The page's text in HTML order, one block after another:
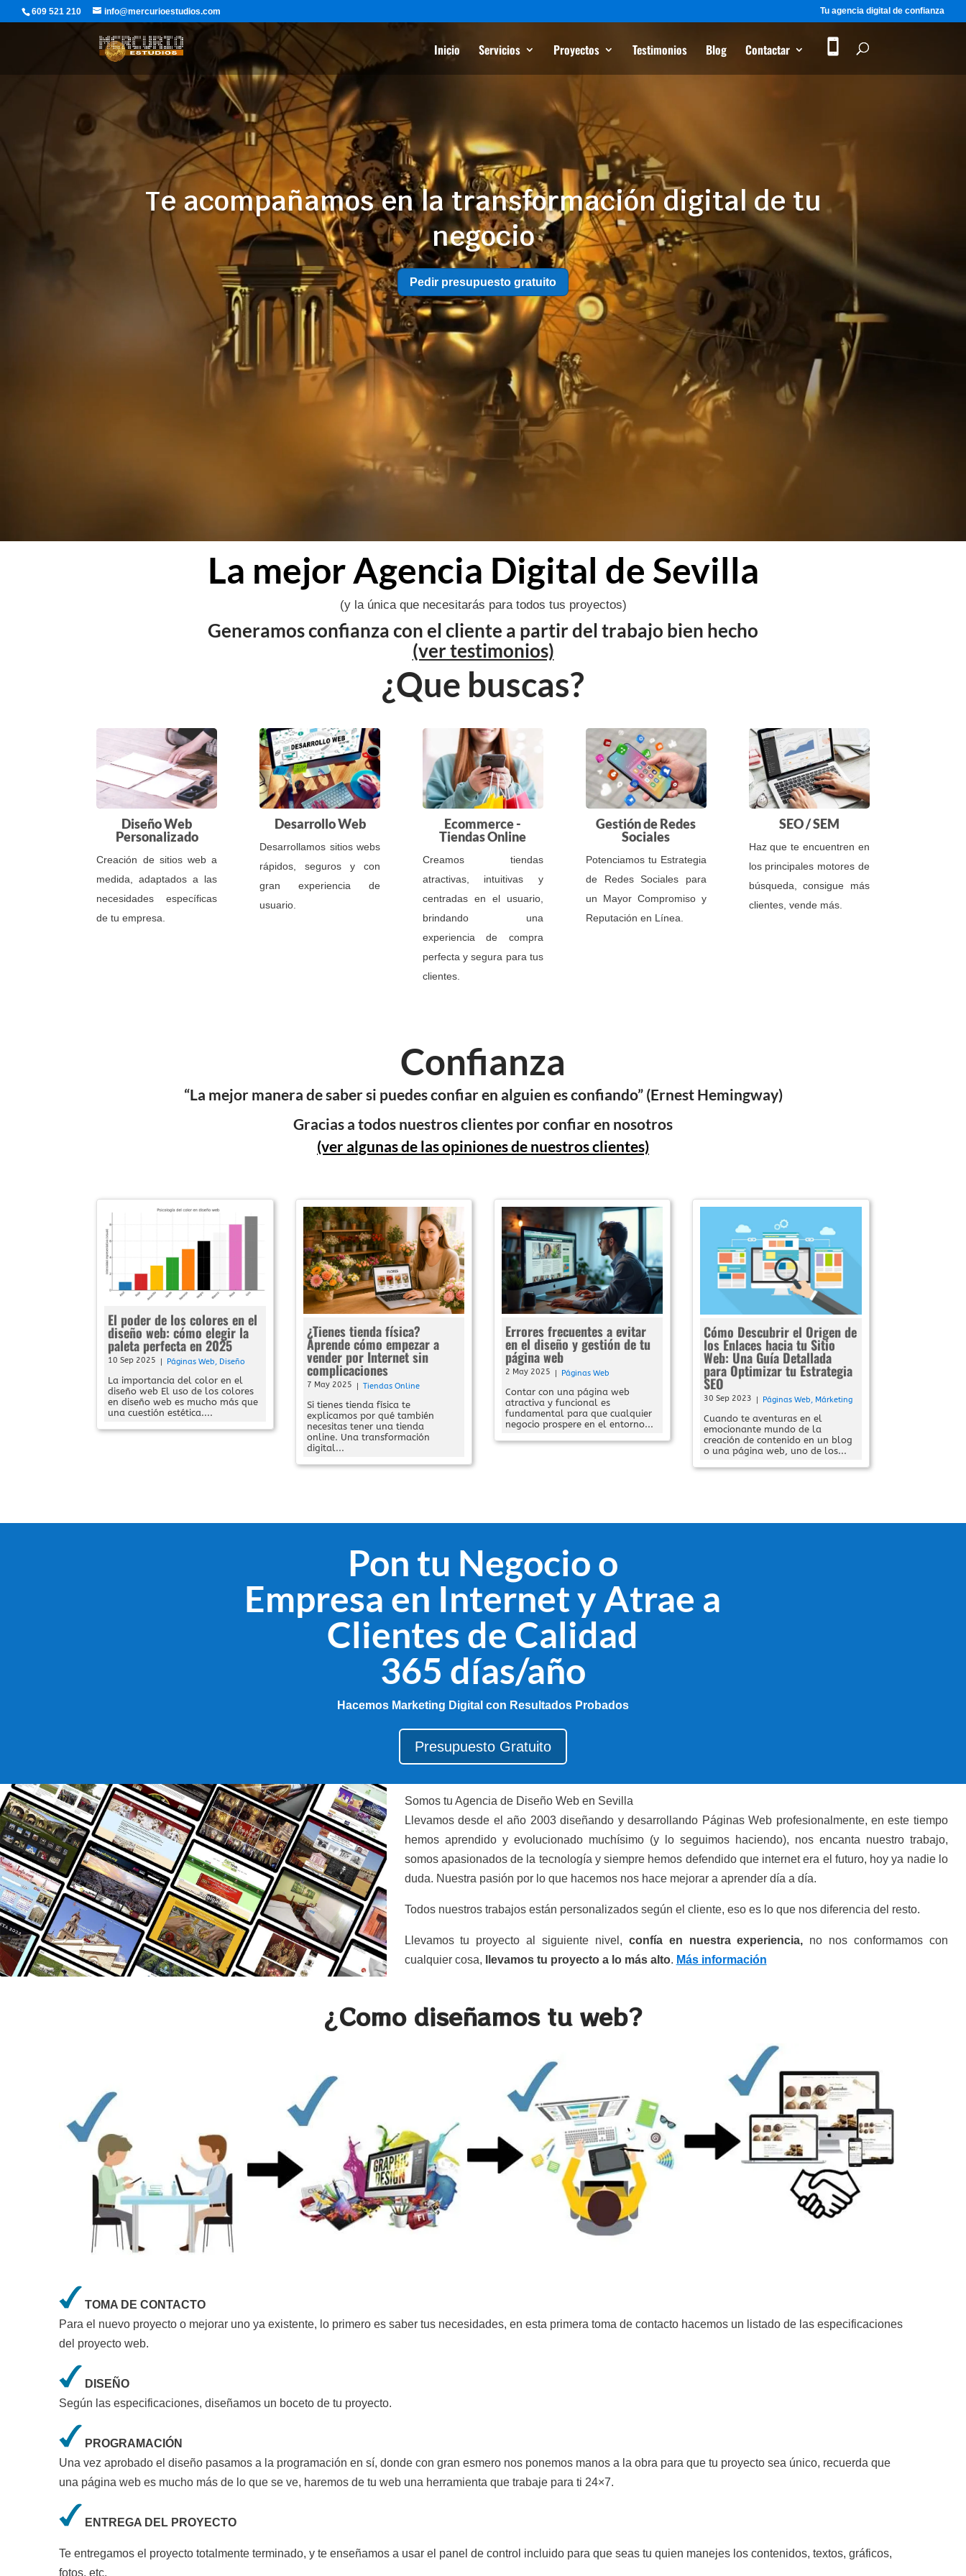
609 521 210 info@mercurioestudios.com Tu agencia digital de confianza
Inicio Servicios Proyectos Testimonios Blog Contactar
Te acompañamos en la transformación digital de tu
negocio
Pedir presupuesto gratuito
vídeo
La mejor Agencia Digital de Sevilla
(y la única que necesitarás para todos tus proyectos)
Generamos confianza con el cliente a partir del trabajo bien hecho
(ver testimonios)
¿Que buscas?
Diseño Web
Personalizado
Creación de sitios web a
medida, adaptados a las
necesidades específicas
de tu empresa.
Desarrollo Web
Desarrollamos sitios webs
rápidos, seguros y con
gran experiencia de
usuario.
Ecommerce -
Tiendas Online
Creamos tiendas
atractivas, intuitivas y
centradas en el usuario,
brindando una
experiencia de compra
perfecta y segura para tus
clientes.
Gestión de Redes
Sociales
Potenciamos tu Estrategia
de Redes Sociales para
un Mayor Compromiso y
Reputación en Línea.
SEO / SEM
Haz que te encuentren en
los principales motores de
búsqueda, consigue más
clientes, vende más.
Confianza
“La mejor manera de saber si puedes confiar en alguien es confiando” (Ernest Hemingway)
Gracias a todos nuestros clientes por confiar en nosotros
(ver algunas de las opiniones de nuestros clientes)
El poder de los colores en el
diseño web: cómo elegir la
paleta perfecta en 2025
10 Sep 2025 Páginas Web, Diseño
La importancia del color en el
diseño web El uso de los colores
en diseño web es mucho más que
una cuestión estética....
¿Tienes tienda física?
Aprende cómo empezar a
vender por Internet sin
complicaciones
7 May 2025 | Tiendas Online
Si tienes tienda física te
explicamos por qué también
necesitas tener una tienda
online. Una transformación
digital...
Errores frecuentes a evitar
en el diseño y gestión de tu
página web
2 May 2025 | Páginas Web
Contar con una página web
atractiva y funcional es
fundamental para que cualquier
negocio prospere en el entorno...
Cómo Descubrir el Origen de
los Enlaces hacia tu Sitio
Web: Una Guía Detallada
para Optimizar tu Estrategia
SEO
30 Sep 2023 | Páginas Web, Márketing
Cuando te aventuras en el
emocionante mundo de la
creación de contenido en un blog
o una página web, uno de los...
Pon tu Negocio o
Empresa en Internet y Atrae a
Clientes de Calidad
365 días/año
Hacemos Marketing Digital con Resultados Probados
Presupuesto Gratuito
Somos tu Agencia de Diseño Web en Sevilla
Llevamos desde el año 2003 diseñando y desarrollando Páginas Web profesionalmente, en este tiempo
hemos aprendido y evolucionado muchísimo (y lo seguimos haciendo), nos encanta nuestro trabajo,
somos apasionados de la tecnología y siempre hemos defendido que internet era el futuro, hoy ya nadie lo
duda. Nuestra pasión por lo que hacemos nos hace mejorar a aprender día a día.
Todos nuestros trabajos están personalizados según el cliente, eso es lo que nos diferencia del resto.
Llevamos tu proyecto al siguiente nivel, confía en nuestra experiencia, no nos conformamos con
cualquier cosa,
llevamos tu proyecto a lo más alto. Más información
¿Como diseñamos tu web?
TOMA DE CONTACTO
Para el nuevo proyecto o mejorar uno ya existente, lo primero es saber tus necesidades, en esta primera toma de contacto hacemos un listado de las especificaciones
del proyecto web.
DISEÑO
Según las especificaciones, diseñamos un boceto de tu proyecto.
PROGRAMACIÓN
Una vez aprobado el diseño pasamos a la programación en sí, donde con gran esmero nos ponemos manos a la obra para que tu proyecto sea único, recuerda que
una página web es mucho más de lo que se ve, haremos de tu web una herramienta que trabaje para ti 24×7.
ENTREGA DEL PROYECTO
Te entregamos el proyecto totalmente terminado, y te enseñamos a usar el panel de control incluido para que seas tu quien manejes los contenidos, textos, gráficos,
fotos, etc.